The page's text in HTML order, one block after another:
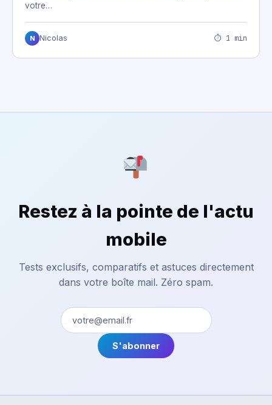
votre…
N Nicolas ⏱ 1 min
Restez à la pointe de l'actu
mobile
Tests exclusifs, comparatifs et astuces directement
dans votre boîte mail. Zéro spam.
S'abonner